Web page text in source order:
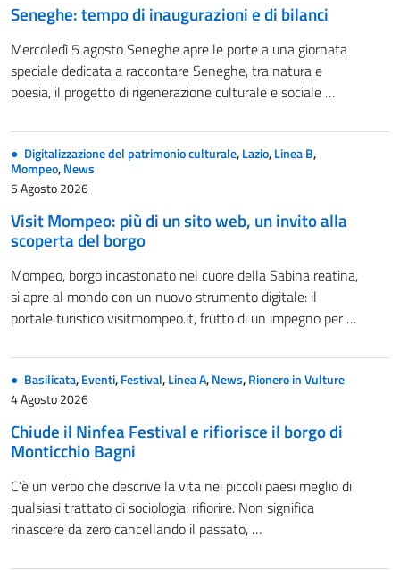
Seneghe: tempo di inaugurazioni e di bilanci
Mercoledì 5 agosto Seneghe apre le porte a una giornata
speciale dedicata a raccontare Seneghe, tra natura e
poesia, il progetto di rigenerazione culturale e sociale …
Digitalizzazione del patrimonio culturale,Lazio,Linea B,
Mompeo,News
5 Agosto 2026
Visit Mompeo: più di un sito web, un invito alla
scoperta del borgo
Mompeo, borgo incastonato nel cuore della Sabina reatina,
si apre al mondo con un nuovo strumento digitale: il
portale turistico visitmompeo.it, frutto di un impegno per …
Basilicata,Eventi,Festival,Linea A,News,Rionero in Vulture
4 Agosto 2026
Chiude il Ninfea Festival e rifiorisce il borgo di
Monticchio Bagni
C’è un verbo che descrive la vita nei piccoli paesi meglio di
qualsiasi trattato di sociologia: rifiorire. Non significa
rinascere da zero cancellando il passato, …